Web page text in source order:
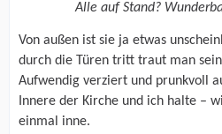
Alle auf Stand?
Von außen ist sie ja etwas
durch die Türen tritt traut man
Aufwendig verziert und prunkvoll
Innere der Kirche und ich halte –
einmal inne.